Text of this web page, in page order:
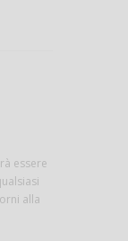
essere
alla